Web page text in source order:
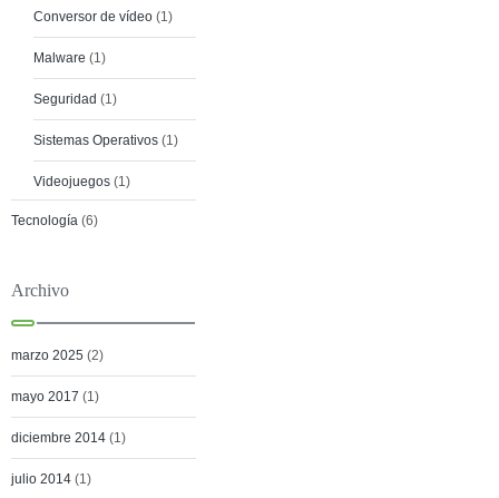
Conversor de vídeo (1)
Malware (1)
Seguridad (1)
Sistemas Operativos (1)
Videojuegos (1)
Tecnología (6)
Archivo
marzo 2025 (2)
mayo 2017 (1)
diciembre 2014 (1)
julio 2014 (1)